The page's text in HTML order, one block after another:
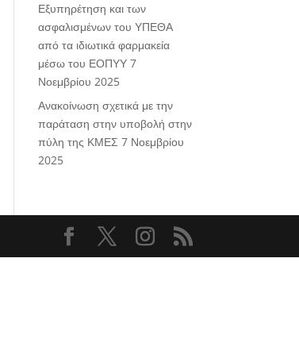
Εξυπηρέτηση και των
ασφαλισμένων του ΥΠΕΘΑ
από τα ιδιωτικά φαρμακεία
μέσω του ΕΟΠΥΥ 7
Νοεμβρίου 2025
Ανακοίνωση σχετικά με την
παράταση στην υποβολή στην
πύλη της ΚΜΕΣ 7 Νοεμβρίου
2025